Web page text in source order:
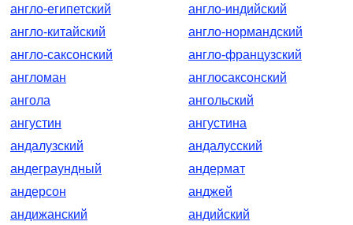
англо-египетский
англо-индийский
англо-китайский
англо-нормандский
англо-саксонский
англо-французский
англоман
англосаксонский
ангола
ангольский
ангустин
ангустина
андалузский
андалусский
андеграундный
андермат
андерсон
анджей
андижанский
андийский